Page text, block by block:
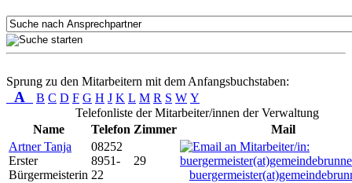
Sprung zu den Mitarbeitern mit dem Anfangsbuchstaben:
A B C D F G H J K L M R S W Y
Telefonliste der Mitarbeiter/innen der Verwaltung
Name
Telefon Zimmer
Mail
Artner Tanja
Erster
Bürgermeisterin
08252
8951-
22
29